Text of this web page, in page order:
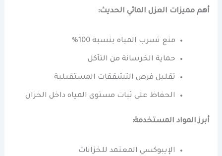
أهم مميزات العزل المائي الحديث:
منع تسرب المياه بنسبة 100%
حماية الخرسانة من التآكل
تقليل فرص التشققات المستقبلية
الحفاظ على ثبات مستوى المياه داخل الخزان
أبرز المواد المستخدمة:
الإيبوكسي المعتمد للخزانات